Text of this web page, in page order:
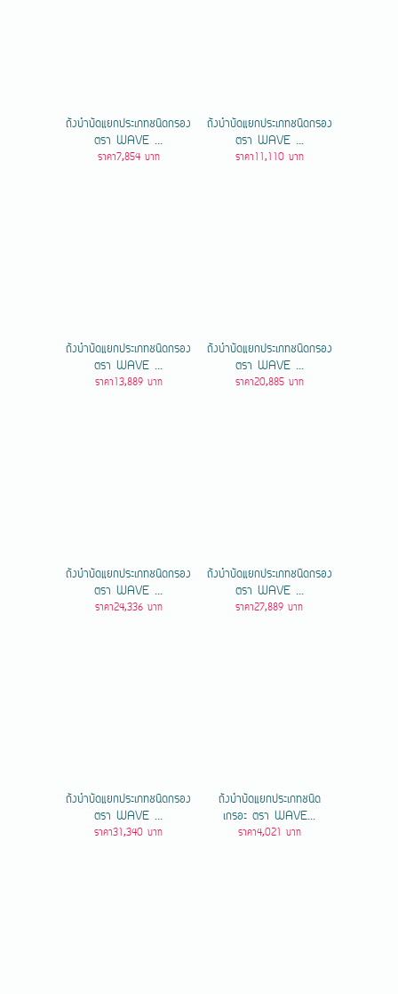
ถังบำบัดแยกประเภทชนิดกรอง
ตรา WAVE ...
ราคา7,854 บาท
ถังบำบัดแยกประเภทชนิดกรอง
ตรา WAVE ...
ราคา11,110 บาท
ถังบำบัดแยกประเภทชนิดกรอง
ตรา WAVE ...
ราคา13,889 บาท
ถังบำบัดแยกประเภทชนิดกรอง
ตรา WAVE ...
ราคา20,885 บาท
ถังบำบัดแยกประเภทชนิดกรอง
ตรา WAVE ...
ราคา24,336 บาท
ถังบำบัดแยกประเภทชนิดกรอง
ตรา WAVE ...
ราคา27,889 บาท
ถังบำบัดแยกประเภทชนิดกรอง
ตรา WAVE ...
ราคา31,340 บาท
ถังบำบัดแยกประเภทชนิด
เกรอะ ตรา WAVE...
ราคา4,021 บาท